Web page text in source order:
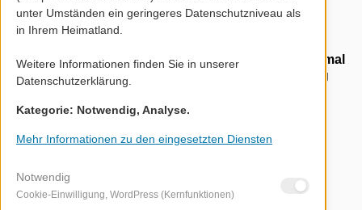
Facebook und Instagram an. Und wenn Du schon mal
da bist: Ich freue mich über Austausch, Vernetzung
und natürlich Empfehlungen.
unter Umständen ein geringeres Datenschutzniveau als
in Ihrem Heimatland.
Weitere Informationen finden Sie in unserer
Datenschutzerklärung.
Kategorie: Notwendig, Analyse.
Mehr Informationen zu den eingesetzten Diensten
Notwendig
Cookie-Einwilligung, WordPress (Kernfunktionen)